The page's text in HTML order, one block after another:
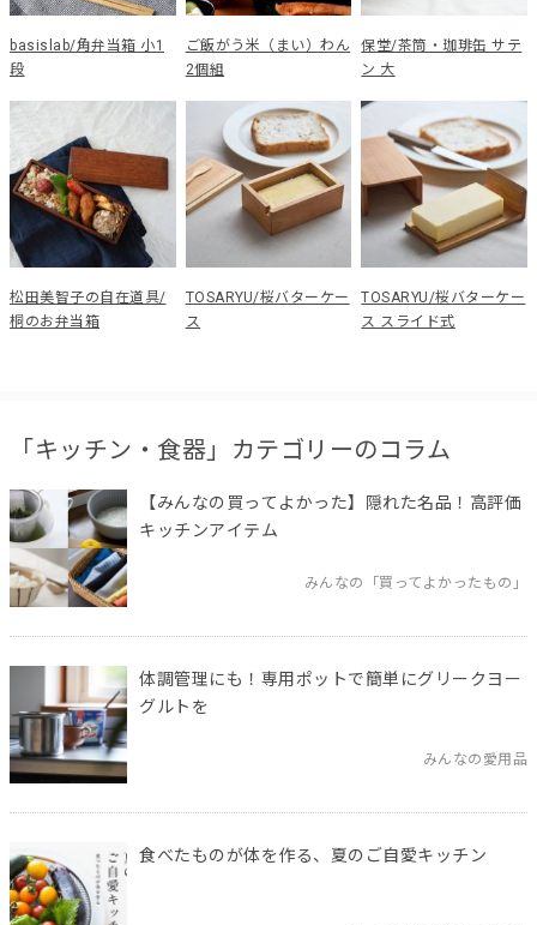
basislab/角弁当箱 小1
段
ご飯がう米（まい）わん
2個組
保堂/茶筒・珈琲缶 サテ
ン 大
松田美智子の自在道具/
桐のお弁当箱
TOSARYU/桜バターケー
ス
TOSARYU/桜バターケー
ス スライド式
「キッチン・食器」カテゴリーのコラム
【みんなの買ってよかった】隠れた名品！高評価
キッチンアイテム
みんなの「買ってよかったもの」
体調管理にも！専用ポットで簡単にグリークヨー
グルトを
みんなの愛用品
食べたものが体を作る、夏のご自愛キッチン